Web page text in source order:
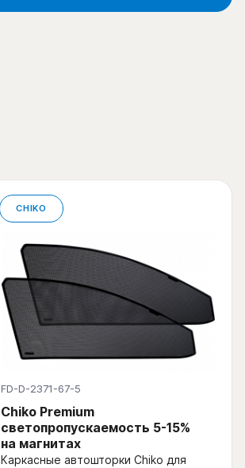
CHIKO
FD-D-2371-67-5
Chiko Premium
светопропускаемость 5-15%
на магнитах
Каркасные автошторки Chiko для